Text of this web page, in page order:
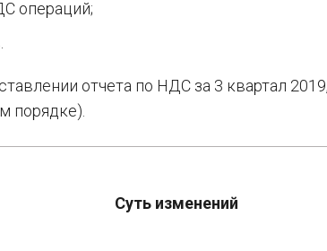
операций;
отчета по НДС за 3 квартал 2019,
порядке).
Суть изменений